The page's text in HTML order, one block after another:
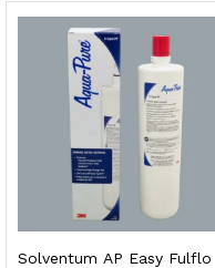
Solventum AP Easy Fulflo
– Máxima
al carrito